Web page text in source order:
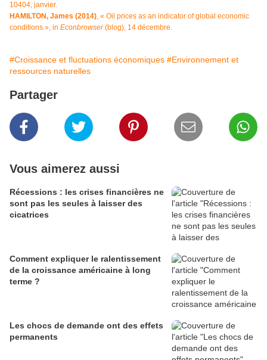
10404, janvier.
HAMILTON, James (2014), « Oil prices as an indicator of global economic
conditions », in Econbrowser(blog), 14 décembre.
#Croissance et fluctuations économiques #Environnement et
ressources naturelles
Partager
Vous aimerez aussi
Récessions : les crises financières ne
sont pas les seules à laisser des
cicatrices
Comment expliquer le ralentissement
de la croissance américaine à long
terme ?
Les chocs de demande ont des effets
permanents